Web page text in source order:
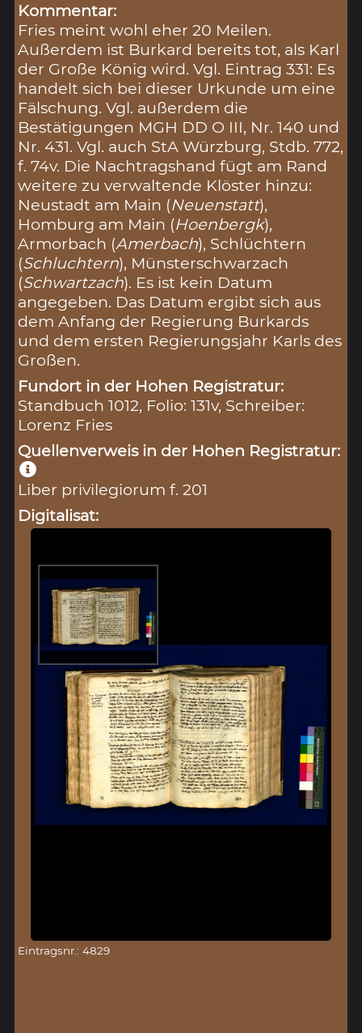
Kommentar:
Fries meint wohl eher 20 Meilen.
Außerdem ist Burkard bereits tot, als Karl
der Große König wird. Vgl. Eintrag 331: Es
handelt sich bei dieser Urkunde um eine
Fälschung. Vgl. außerdem die
Bestätigungen MGH DD O III, Nr. 140 und
Nr. 431. Vgl. auch StA Würzburg, Stdb. 772,
f. 74v. Die Nachtragshand fügt am Rand
weitere zu verwaltende Klöster hinzu:
Neustadt am Main (Neuenstatt),
Homburg am Main (Hoenbergk),
Armorbach (Amerbach), Schlüchtern
(Schluchtern), Münsterschwarzach
(Schwartzach). Es ist kein Datum
angegeben. Das Datum ergibt sich aus
dem Anfang der Regierung Burkards
und dem ersten Regierungsjahr Karls des
Großen.
Fundort in der Hohen Registratur:
Standbuch 1012, Folio: 131v, Schreiber:
Lorenz Fries
Quellenverweis in der Hohen Registratur:
Liber privilegiorum f. 201
Digitalisat:
Eintragsnr.: 4829